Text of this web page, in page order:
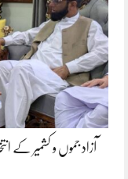
آزاد جموں و کشمیر